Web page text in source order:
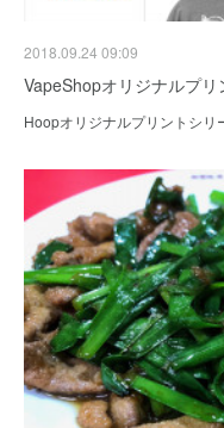
2018.09.24 09:09
VapeShopオリジナルプリ
Hoopオリジナルプリントシリ